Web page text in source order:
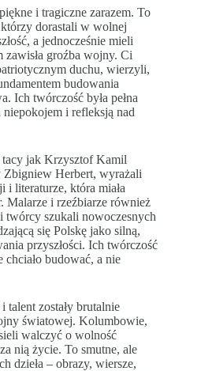
i tragiczne zarazem. To
dorastali w wolnej
a jednocześnie mieli
zawisła groźba wojny. Ci
duchu, wierzyli,
budowania
Ich twórczość była pełna
niepokojem i refleksją nad
jak Krzysztof Kamil
Zbigniew Herbert, wyrażali
literaturze, która miała
Malarze i rzeźbiarze również
twórcy szukali nowoczesnych
się Polskę jako silną,
przyszłości. Ich twórczość
budować, a nie
talent zostały brutalnie
światowej. Kolumbowie,
walczyć o wolność
nią życie. To smutne, ale
dzieła – obrazy, wiersze,